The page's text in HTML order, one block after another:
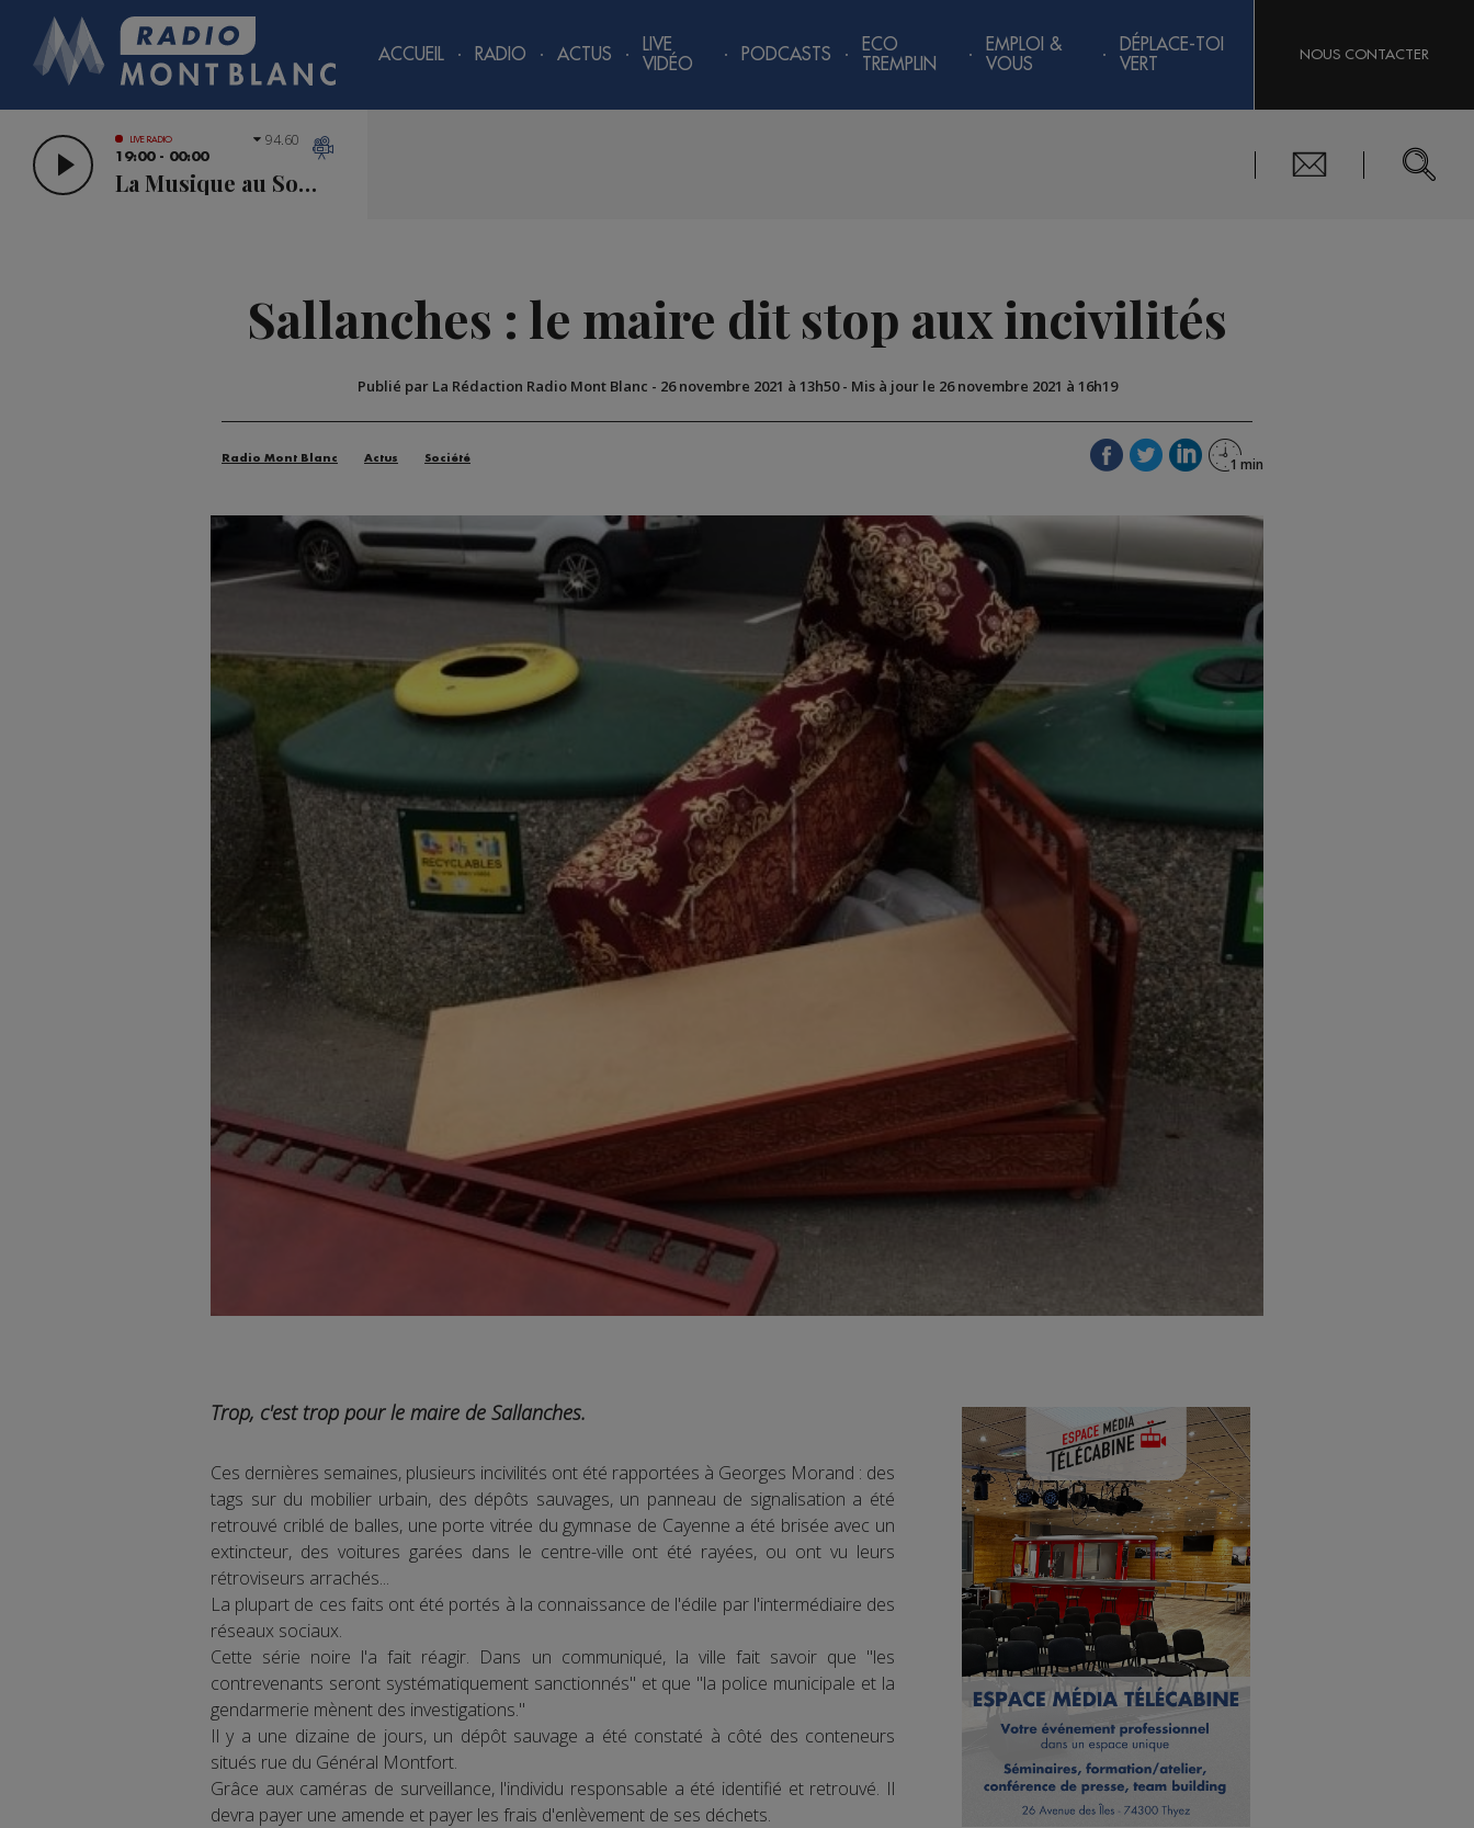
ACCUEIL RADIO ACTUS
LIVE
VIDÉO
PODCASTS
ECO
TREMPLIN
EMPLOI &
VOUS
DÉPLACE-TOI
VERT
NOUS CONTACTER
LIVE RADIO
19:00 - 00:00
La Musique au Sommet
94.60
Sallanches : le maire dit stop aux incivilités
Publié par La Rédaction Radio Mont Blanc - 26 novembre 2021 à 13h50- Mis à jour le 26 novembre 2021 à 16h19
Radio Mont Blanc Actus Société
Trop, c'est trop pour le maire de Sallanches.
Ces dernières semaines, plusieurs incivilités ont été rapportées à Georges Morand : des
tags sur du mobilier urbain, des dépôts sauvages, un panneau de signalisation a été
retrouvé criblé de balles, une porte vitrée du gymnase de Cayenne a été brisée avec un
extincteur, des voitures garées dans le centre-ville ont été rayées, ou ont vu leurs
rétroviseurs arrachés...
La plupart de ces faits ont été portés à la connaissance de l'édile par l'intermédiaire des
réseaux sociaux.
Cette série noire l'a fait réagir. Dans un communiqué, la ville fait savoir que "les
contrevenants seront systématiquement sanctionnés" et que "la police municipale et la
gendarmerie mènent des investigations."
Il y a une dizaine de jours, un dépôt sauvage a été constaté à côté des conteneurs
situés rue du Général Montfort.
Grâce aux caméras de surveillance, l'individu responsable a été identifié et retrouvé. Il
devra payer une amende et payer les frais d'enlèvement de ses déchets.